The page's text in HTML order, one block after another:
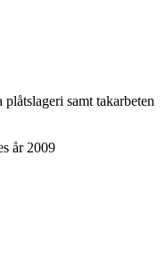
samt takarbeten
år 2009